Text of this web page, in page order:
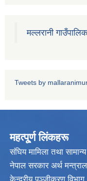
मल्लरानी
Tweets by
महत्पू्र्ण लिंकहरू
संघिय मामिला तथा
नेपाल सरकार अर्थ